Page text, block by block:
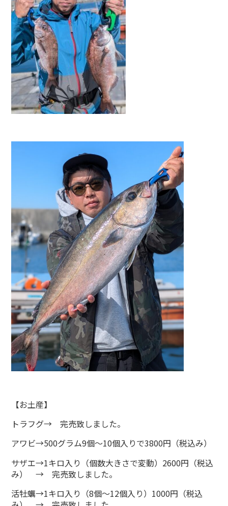
【お土産】
トラフグ→ 完売致しました。
アワビ→500グラム9個～10個入りで3800円（税込み）
サザエ→1キロ入り（個数大きさで変動）2600円（税込
み） → 完売致しました。
活牡蠣→1キロ入り（8個～12個入り）1000円（税込